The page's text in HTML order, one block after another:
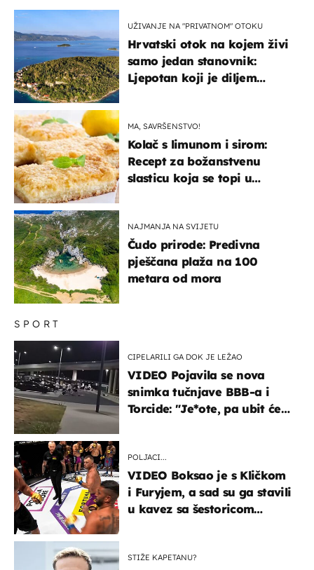
SPORT
CIPELARILI GA DOK JE LEŽAO
VIDEO Pojavila se nova
snimka tučnjave BBB-a i
Torcide: "Je*ote, pa ubit će
POLJACI...
VIDEO Boksao je s Kličkom
i Furyjem, a sad su ga stavili
u kavez sa šestoricom
STIŽE KAPETANU?
UŽIVANJE NA "PRIVATNOM" OTOKU
Hrvatski otok na kojem živi
samo jedan stanovnik:
Ljepotan koji je diljem
MA, SAVRŠENSTVO!
Kolač s limunom i sirom:
Recept za božanstvenu
slasticu koja se topi u
NAJMANJA NA SVIJETU
Čudo prirode: Predivna
pješčana plaža na 100
metara od mora